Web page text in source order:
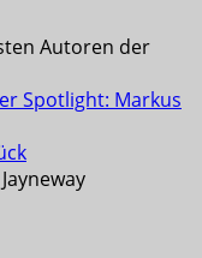
Autoren der
Spotlight: Markus